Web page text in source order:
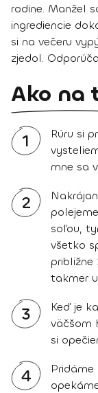
rodine. Manžel
ingrediencie
si na večeru
zjedol.
Ako na
1
Rúru si
mne sa
2
soľou,
všetko
takmer
3
Keď je
väčšom
si
4